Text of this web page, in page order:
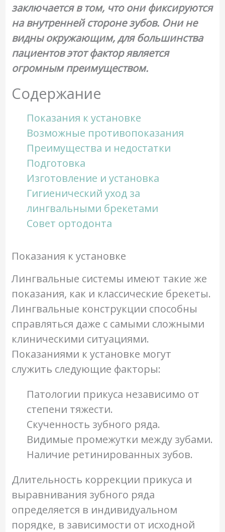
заключается в том, что они фиксируются
на внутренней стороне зубов. Они не
видны окружающим, для большинства
пациентов этот фактор является
огромным преимуществом.
Содержание
Показания к установке
Возможные противопоказания
Преимущества и недостатки
Подготовка
Изготовление и установка
Гигиенический уход за
лингвальными брекетами
Совет ортодонта
Показания к установке
Лингвальные системы имеют такие же
показания, как и классические брекеты.
Лингвальные конструкции способны
справляться даже с самыми сложными
клиническими ситуациями.
Показаниями к установке могут
служить следующие факторы:
Патологии прикуса независимо от
степени тяжести.
Скученность зубного ряда.
Видимые промежутки между зубами.
Наличие ретинированных зубов.
Длительность коррекции прикуса и
выравнивания зубного ряда
определяется в индивидуальном
порядке, в зависимости от исходной